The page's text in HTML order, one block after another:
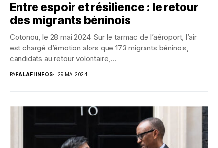
Entre espoir et résilience : le retour
des migrants béninois
Cotonou, le 28 mai 2024. Sur le tarmac de l’aéroport, l’air
est chargé d’émotion alors que 173 migrants béninois,
candidats au retour volontaire,...
PARALAFI INFOS 29 MAI 2024